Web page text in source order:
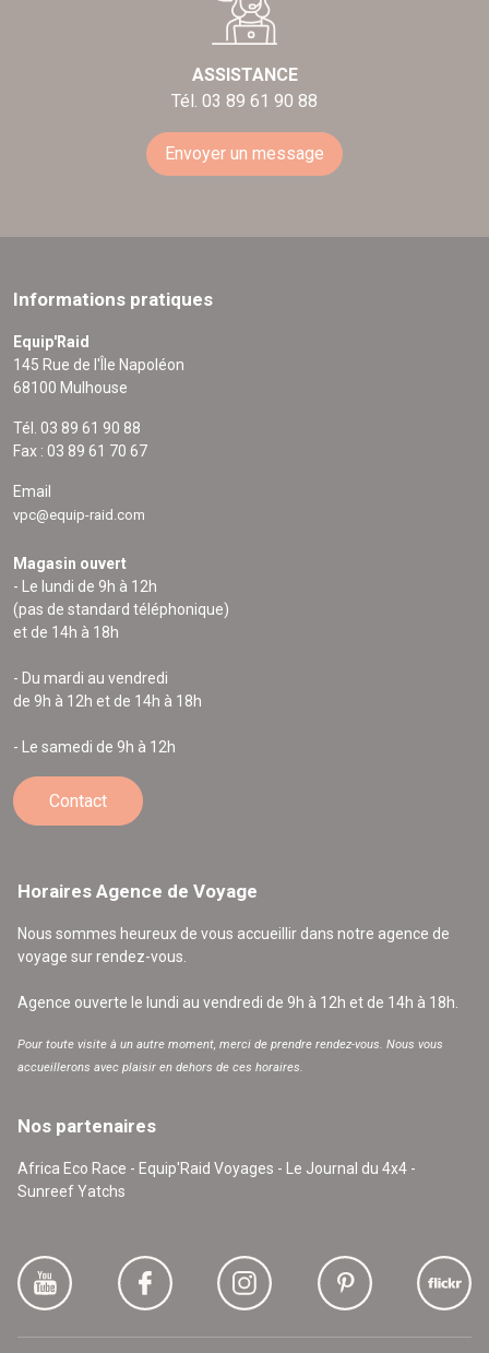
ASSISTANCE
Tél. 03 89 61 90 88
Envoyer un message
Informations pratiques
Equip'Raid
145 Rue de l'Île Napoléon
68100 Mulhouse
Tél. 03 89 61 90 88
Fax : 03 89 61 70 67
Email
vpc@equip-raid.com
Magasin ouvert
- Le lundi de 9h à 12h
(pas de standard téléphonique)
et de 14h à 18h
- Du mardi au vendredi
de 9h à 12h et de 14h à 18h
- Le samedi de 9h à 12h
Contact
Horaires Agence de Voyage
Nous sommes heureux de vous accueillir dans notre agence de
voyage sur rendez-vous.
Agence ouverte le lundi au vendredi de 9h à 12h et de 14h à 18h.
Pour toute visite à un autre moment, merci de prendre rendez-vous. Nous vous
accueillerons avec plaisir en dehors de ces horaires.
Nos partenaires
Africa Eco Race - Equip'Raid Voyages - Le Journal du 4x4 -
Sunreef Yatchs